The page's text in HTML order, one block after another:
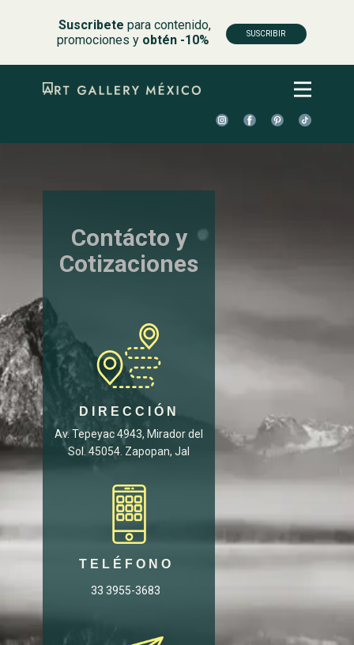
SUSCRIBIR
Suscribete para contenido,
promociones y obtén -10%
Contácto​ y
Cotizaciones
DIRECCIÓN
Av. Tepeyac 4943, Mirador del
Sol. 45054. Zapopan, Jal
TELÉFONO
33 3955-3683